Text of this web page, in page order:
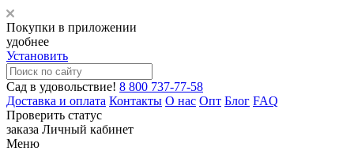
Покупки в приложении
удобнее
Установить
Сад в удовольствие! 8 800 737-77-58
Доставка и оплата Контакты О нас Опт Блог FAQ
Проверить статус
заказа Личный кабинет
Меню